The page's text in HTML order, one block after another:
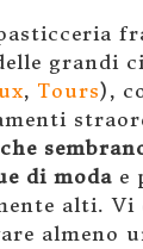
grandi
, Tours),
di moda e
alti. Vi
almeno